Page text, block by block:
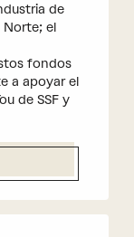
de
Norte; el
fondos
a apoyar el
de SSF y